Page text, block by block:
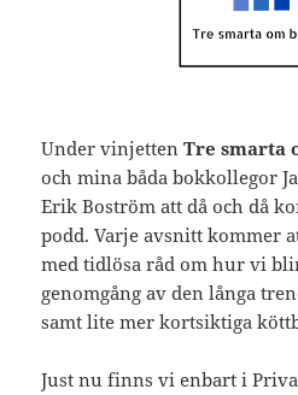
Under vinjettenTre smarta
och mina båda bokkollegor
Erik Boström att då och då
podd. Varje avsnitt kommer
med tidlösa råd om hur vi
genomgång av den långa
samt lite mer kortsiktiga
Just nu finns vi enbart i